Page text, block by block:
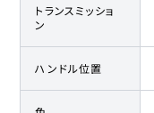
トランスミッショ
ン
ハンドル位置